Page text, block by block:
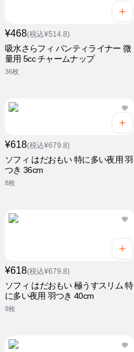
¥468(税込¥514.8)
吸水さらフィ パンティライナー 微
量用 5cc チャームナップ
36枚
¥618(税込¥679.8)
ソフィ はだおもい 特に多い夜用 羽
つき 36cm
8枚
¥618(税込¥679.8)
ソフィ はだおもい 極うすスリム 特
に多い夜用 羽つき 40cm
9枚